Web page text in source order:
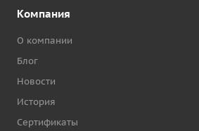
Компания
О компании
Блог
Новости
История
Сертификаты